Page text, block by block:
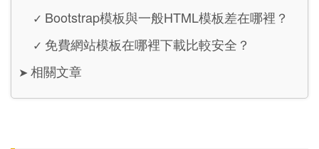
✓ Bootstrap模板與一般HTML模板差在哪裡？
✓ 免費網站模板在哪裡下載比較安全？
➤ 相關文章